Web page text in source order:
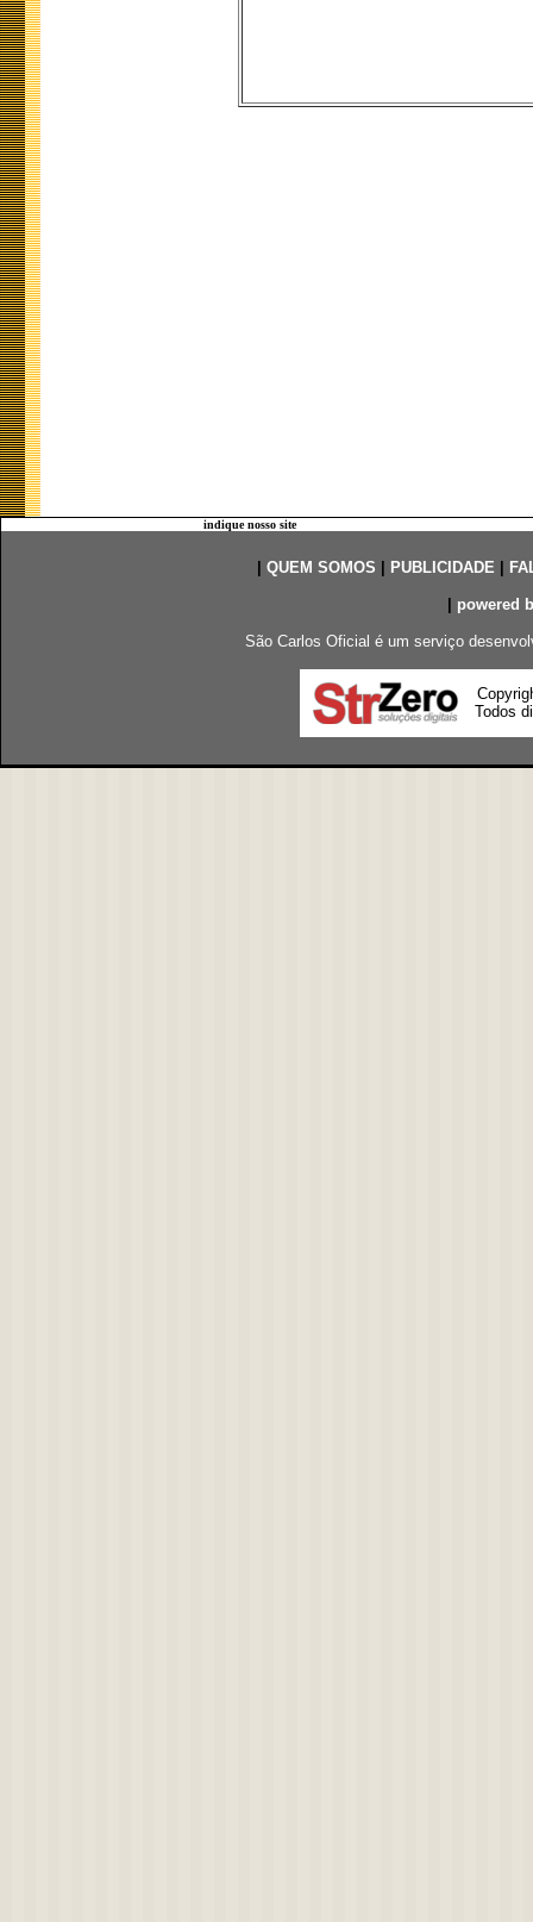
indique nosso site
QUEM SOMOS PUBLICIDADE|
powered
São Carlos Oficial é um serviço
Todos